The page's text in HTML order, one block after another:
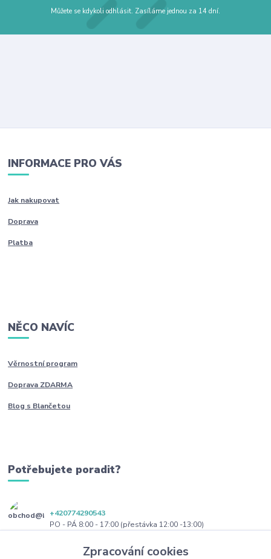
Můžete se kdykoli odhlásit. Zasíláme jednou za 14 dní.
INFORMACE PRO VÁS
Jak nakupovat
Doprava
Platba
NĚCO NAVÍC
Věrnostní program
Doprava ZDARMA
Blog s Blančetou
Potřebujete poradit?
+420774290543
PO - PÁ 8:00 - 17:00 (přestávka 12:00 -13:00)
obchod@blanceta.czZpracování cookies